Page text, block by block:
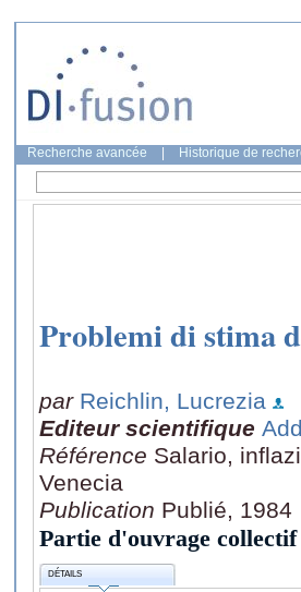
Recherche avancée Historique de
Problemi di stima
par Reichlin, Lucrezia
Editeur scientifique
Référence Salario,
Venecia
Publication Publié, 1984
Partie d'ouvrage collectif
DÉTAILS